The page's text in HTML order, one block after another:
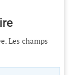
Les champs